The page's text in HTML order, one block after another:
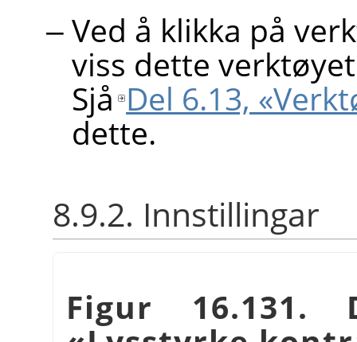
Ved å klikka på
viss dette
Sjå Del 6.13,
dette.
8.9.2. Innstillingar
Figur 16.131.